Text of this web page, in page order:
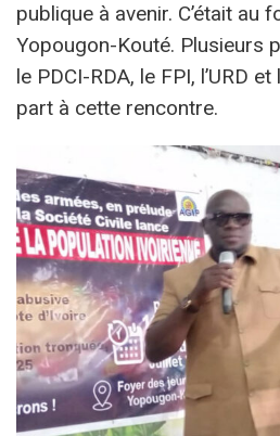
publique à avenir. C’était au
Yopougon-Kouté. Plusieurs
le PDCI-RDA, le FPI, l’URD
part à cette rencontre.